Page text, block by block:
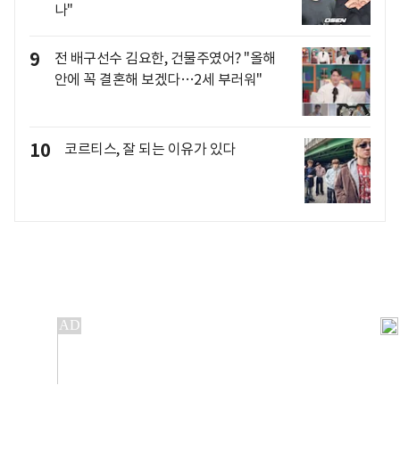
나"
9
전 배구선수 김요한, 건물주였어? "올해
안에 꼭 결혼해 보겠다…2세 부러워"
10 코르티스, 잘 되는 이유가 있다